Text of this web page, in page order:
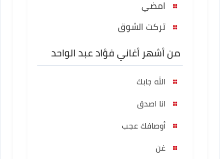
امضي
تركت الشوق
من أشهر أغاني فؤاد عبد الواحد
الله جابك
انا اصدق
أوصافك عجب
غن